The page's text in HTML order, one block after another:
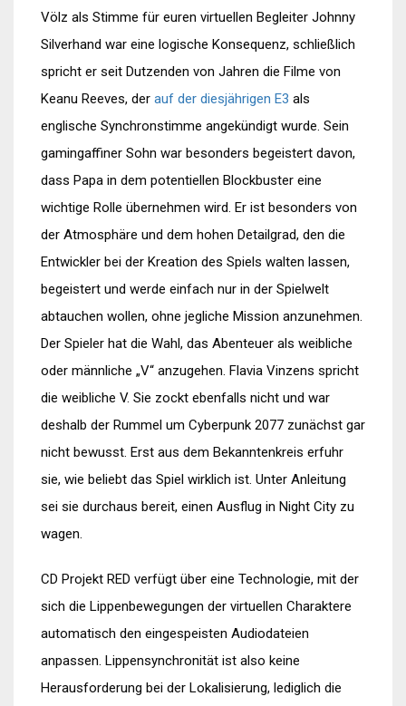
Völz als Stimme für euren virtuellen Begleiter Johnny
Silverhand war eine logische Konsequenz, schließlich
spricht er seit Dutzenden von Jahren die Filme von
Keanu Reeves, der auf der diesjährigen E3 als
englische Synchronstimme angekündigt wurde. Sein
gamingaffiner Sohn war besonders begeistert davon,
dass Papa in dem potentiellen Blockbuster eine
wichtige Rolle übernehmen wird. Er ist besonders von
der Atmosphäre und dem hohen Detailgrad, den die
Entwickler bei der Kreation des Spiels walten lassen,
begeistert und werde einfach nur in der Spielwelt
abtauchen wollen, ohne jegliche Mission anzunehmen.
Der Spieler hat die Wahl, das Abenteuer als weibliche
oder männliche „V“ anzugehen. Flavia Vinzens spricht
die weibliche V. Sie zockt ebenfalls nicht und war
deshalb der Rummel um Cyberpunk 2077 zunächst gar
nicht bewusst. Erst aus dem Bekanntenkreis erfuhr
sie, wie beliebt das Spiel wirklich ist. Unter Anleitung
sei sie durchaus bereit, einen Ausflug in Night City zu
wagen.
CD Projekt RED verfügt über eine Technologie, mit der
sich die Lippenbewegungen der virtuellen Charaktere
automatisch den eingespeisten Audiodateien
anpassen. Lippensynchronität ist also keine
Herausforderung bei der Lokalisierung, lediglich die